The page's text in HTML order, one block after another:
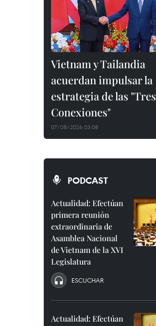
Vietnam y Tailandia
acuerdan impulsar la
estrategia de las "Tres
Conexiones"
07/08/2026 03:08
PODCAST
Actualidad: Efectúan
primera reunión
extraordinaria de
Asamblea Nacional
de Vietnam de la XVI
Legislatura
ESCUCHAR
Actualidad: Efectúan